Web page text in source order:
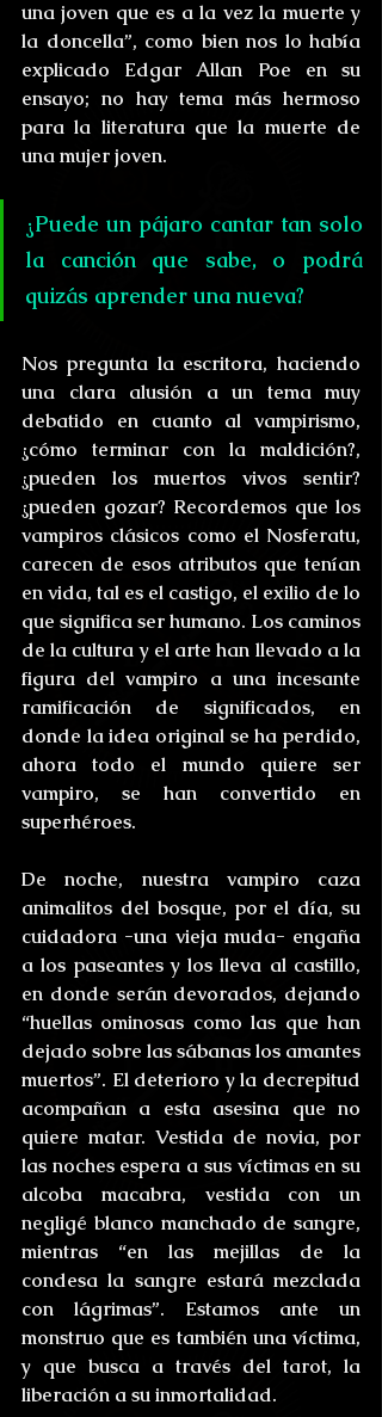
una joven que es a la vez la muerte y
la doncella”, como bien nos lo había
explicado Edgar Allan Poe en su
ensayo; no hay tema más hermoso
para la literatura que la muerte de
una mujer joven.
¿Puede un pájaro cantar tan solo
la canción que sabe, o podrá
quizás aprender una nueva?
Nos pregunta la escritora, haciendo
una clara alusión a un tema muy
debatido en cuanto al vampirismo,
¿cómo terminar con la maldición?,
¿pueden los muertos vivos sentir?
¿pueden gozar? Recordemos que los
vampiros clásicos como el Nosferatu,
carecen de esos atributos que tenían
en vida, tal es el castigo, el exilio de lo
que significa ser humano. Los caminos
de la cultura y el arte han llevado a la
figura del vampiro a una incesante
ramificación de significados, en
donde la idea original se ha perdido,
ahora todo el mundo quiere ser
vampiro, se han convertido en
superhéroes.
De noche, nuestra vampiro caza
animalitos del bosque, por el día, su
cuidadora -una vieja muda- engaña
a los paseantes y los lleva al castillo,
en donde serán devorados, dejando
“huellas ominosas como las que han
dejado sobre las sábanas los amantes
muertos”. El deterioro y la decrepitud
acompañan a esta asesina que no
quiere matar. Vestida de novia, por
las noches espera a sus víctimas en su
alcoba macabra, vestida con un
negligé blanco manchado de sangre,
mientras “en las mejillas de la
condesa la sangre estará mezclada
con lágrimas”. Estamos ante un
monstruo que es también una víctima,
y que busca a través del tarot, la
liberación a su inmortalidad.